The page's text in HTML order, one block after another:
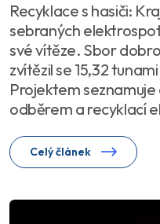
Recyklace s hasiči:
sebraných
své vítěze. Sbor
zvítězil se 15,32
Projektem
odběrem a recyklací
Celý článek